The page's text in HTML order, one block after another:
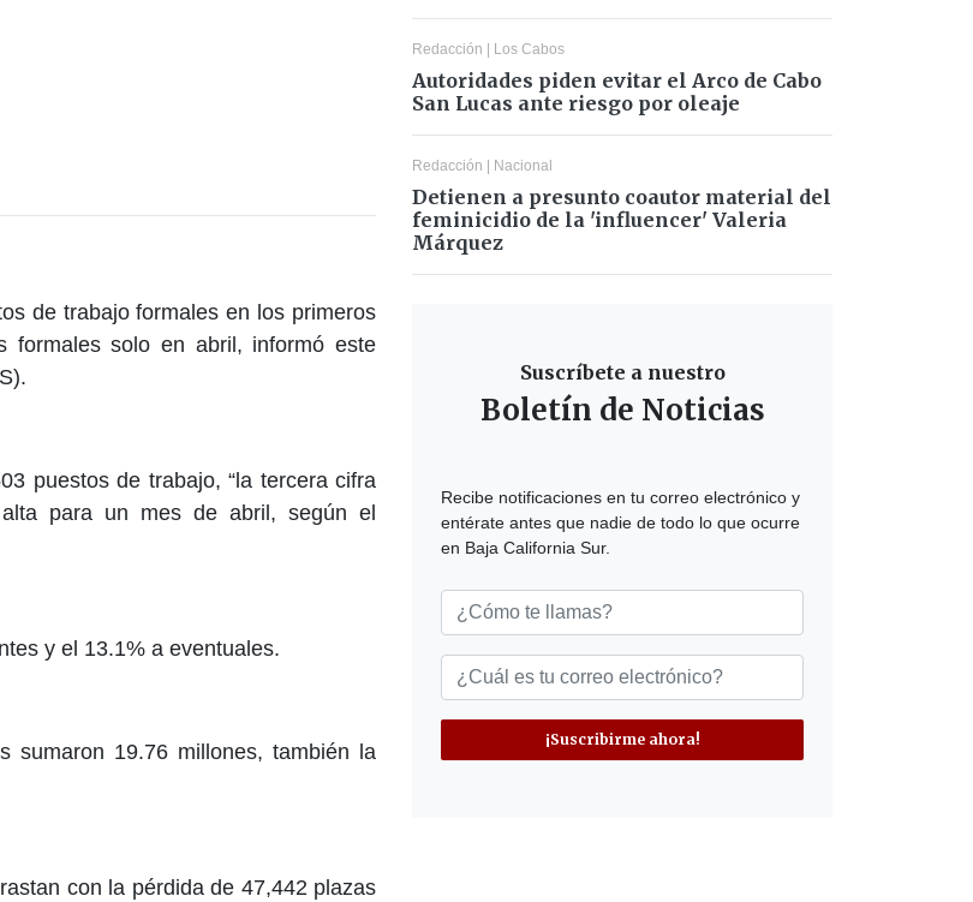
de trabajo formales en los primeros
formales solo en abril, informó este
puestos de trabajo, “la tercera cifra
para un mes de abril, según el
y el 13.1% a eventuales.
sumaron 19.76 millones, también la
con la pérdida de 47,442 plazas
Redacción | Los Cabos
Autoridades piden evitar el Arco de Cabo
San Lucas ante riesgo por oleaje
Redacción | Nacional
Detienen a presunto coautor material del
feminicidio de la 'influencer' Valeria
Márquez
Suscríbete a nuestro
Boletín de Noticias
Recibe notificaciones en tu correo electrónico y
entérate antes que nadie de todo lo que ocurre
en Baja California Sur.
¡Suscribirme ahora!